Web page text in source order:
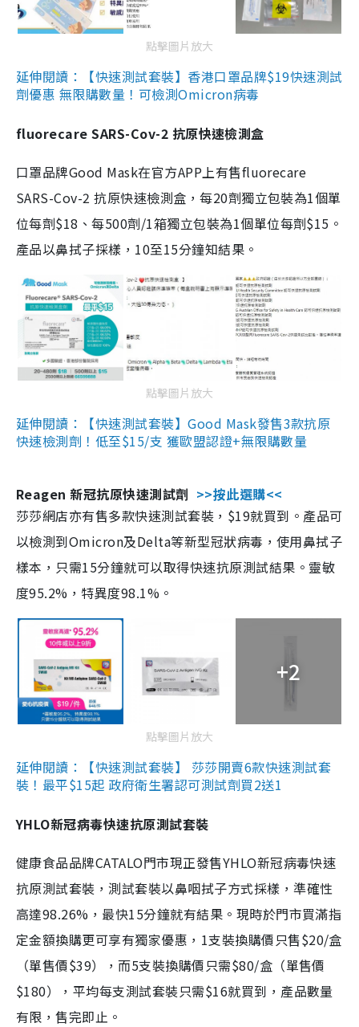
點擊圖片放大
延伸閱讀：【快速測試套裝】香港口罩品牌$19快速測試
劑優惠 無限購數量！可檢測Omicron病毒
fluorecare SARS-Cov-2 抗原快速檢測盒
口罩品牌Good Mask在官方APP上有售fluorecare
SARS-Cov-2 抗原快速檢測盒，每20劑獨立包裝為1個單
位每劑$18、每500劑/1箱獨立包裝為1個單位每劑$15。
產品以鼻拭子採樣，10至15分鐘知結果。
點擊圖片放大
延伸閱讀：【快速測試套裝】Good Mask發售3款抗原
快速檢測劑！低至$15/支 獲歐盟認證+無限購數量
Reagen 新冠抗原快速測試劑 >>按此選購<<
莎莎網店亦有售多款快速測試套裝，$19就買到。產品可
以檢測到Omicron及Delta等新型冠狀病毒，使用鼻拭子
樣本，只需15分鐘就可以取得快速抗原測試結果。靈敏
度95.2%，特異度98.1%。
+2
點擊圖片放大
延伸閱讀：【快速測試套裝】 莎莎開賣6款快速測試套
裝！最平$15起 政府衛生署認可測試劑買2送1
YHLO新冠病毒快速抗原測試套裝
健康食品品牌CATALO門市現正發售YHLO新冠病毒快速
抗原測試套裝，測試套裝以鼻咽拭子方式採樣，準確性
高達98.26%，最快15分鐘就有結果。現時於門市買滿指
定金額換購更可享有獨家優惠，1支裝換購價只售$20/盒
（單售價$39），而5支裝換購價只需$80/盒（單售價
$180），平均每支測試套裝只需$16就買到，產品數量
有限，售完即止。